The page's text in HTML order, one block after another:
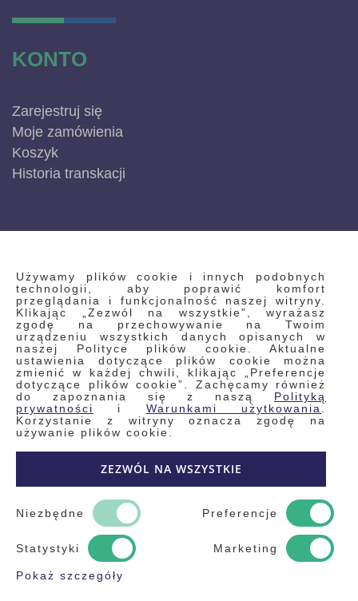
Używamy plików cookie i innych podobnych
technologii, aby poprawić komfort
przeglądania i funkcjonalność naszej witryny.
Klikając „Zezwól na wszystkie”, wyrażasz
zgodę na przechowywanie na Twoim
urządzeniu wszystkich danych opisanych w
naszej Polityce plików cookie. Aktualne
ustawienia dotyczące plików cookie można
zmienić w każdej chwili, klikając „Preferencje
dotyczące plików cookie”. Zachęcamy również
do zapoznania się z naszą Polityką
prywatności
i Warunkami użytkowania
Korzystanie z witryny oznacza zgodę na
używanie plików cookie.
ZEZWÓL NA WSZYSTKIE
Niezbędne Preferencje
Statystyki Marketing
Pokaż szczegóły
KONTO
Zarejestruj się
Moje zamówienia
Koszyk
Historia transkacji
INFORMACJE
Regulamin
Polityka prywatności i pliki cookie
Wyszukiwane frazy
Wyszukiwanie zaawansowane
Zamówienia
Skontaktuj się z nami
Odstąp od umowy
Kontakt